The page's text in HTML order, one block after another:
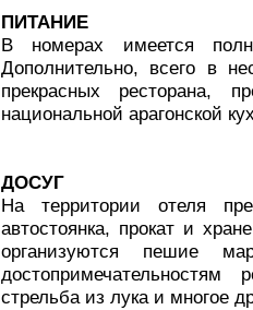
ПИТАНИЕ
В номерах имеется
Дополнительно, всего в
прекрасных ресторана,
национальной арагонской
ДОСУГ
На территории отеля
автостоянка, прокат и
организуются пешие
стрельба из лука и многое